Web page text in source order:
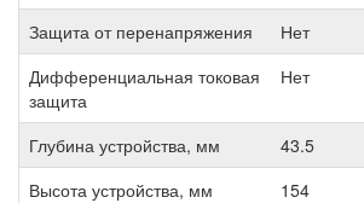
Защита от перенапряжения
Нет
Дифференциальная токовая
защита
Нет
Глубина устройства, мм
43.5
Высота устройства, мм
154